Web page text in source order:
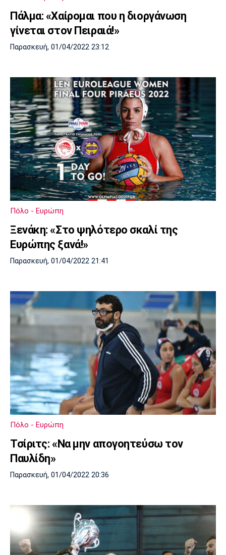
Πάλμα: «Χαίρομαι που η διοργάνωση
γίνεται στον Πειραιά!»
Παρασκευή, 01/04/2022 23:12
Πόλο - Ευρώπη
Ξενάκη: «Στο ψηλότερο σκαλί της
Ευρώπης ξανά!»
Παρασκευή, 01/04/2022 21:41
Πόλο - Ευρώπη
Τσίριτς: «Να μην απογοητεύσω τον
Παυλίδη»
Παρασκευή, 01/04/2022 20:36